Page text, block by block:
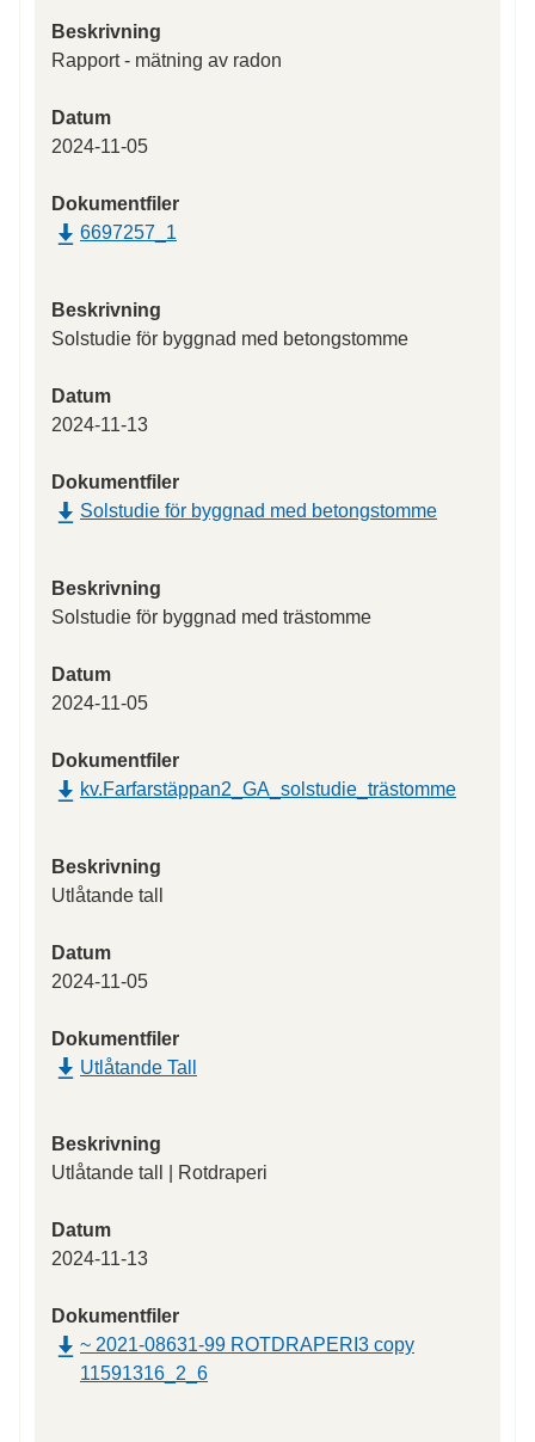
Beskrivning
Rapport - mätning av radon
Datum
2024-11-05
Dokumentfiler
6697257_1
Beskrivning
Solstudie för byggnad med betongstomme
Datum
2024-11-13
Dokumentfiler
Solstudie för byggnad med betongstomme
Beskrivning
Solstudie för byggnad med trästomme
Datum
2024-11-05
Dokumentfiler
kv.Farfarstäppan2_GA_solstudie_trästomme
Beskrivning
Utlåtande tall
Datum
2024-11-05
Dokumentfiler
Utlåtande Tall
Beskrivning
Utlåtande tall | Rotdraperi
Datum
2024-11-13
Dokumentfiler
~ 2021-08631-99 ROTDRAPERI3 copy
11591316_2_6